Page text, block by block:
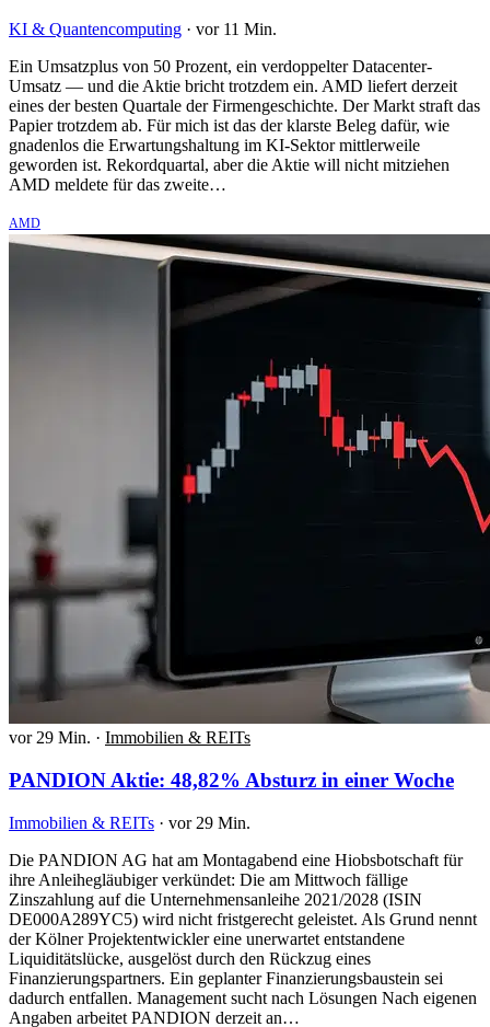
KI & Quantencomputing · vor 11 Min.
Ein Umsatzplus von 50 Prozent, ein verdoppelter Datacenter-
Umsatz — und die Aktie bricht trotzdem ein. AMD liefert derzeit
eines der besten Quartale der Firmengeschichte. Der Markt straft das
Papier trotzdem ab. Für mich ist das der klarste Beleg dafür, wie
gnadenlos die Erwartungshaltung im KI-Sektor mittlerweile
geworden ist. Rekordquartal, aber die Aktie will nicht mitziehen
AMD meldete für das zweite…
AMD
vor 29 Min. · Immobilien & REITs
PANDION Aktie: 48,82% Absturz in einer Woche
Immobilien & REITs · vor 29 Min.
Die PANDION AG hat am Montagabend eine Hiobsbotschaft für
ihre Anleihegläubiger verkündet: Die am Mittwoch fällige
Zinszahlung auf die Unternehmensanleihe 2021/2028 (ISIN
DE000A289YC5) wird nicht fristgerecht geleistet. Als Grund nennt
der Kölner Projektentwickler eine unerwartet entstandene
Liquiditätslücke, ausgelöst durch den Rückzug eines
Finanzierungspartners. Ein geplanter Finanzierungsbaustein sei
dadurch entfallen. Management sucht nach Lösungen Nach eigenen
Angaben arbeitet PANDION derzeit an…